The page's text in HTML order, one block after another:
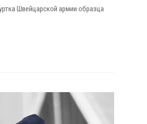
Швейцарской армии образца